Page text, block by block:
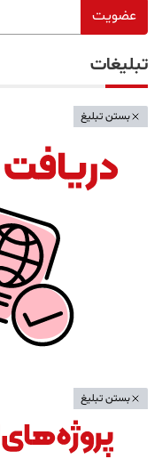
عضویت
تبلیغات
بستن تبلیغ
بستن تبلیغ